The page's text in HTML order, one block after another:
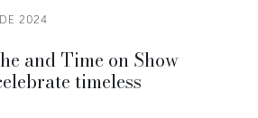
2024
and Time on Show
timeless